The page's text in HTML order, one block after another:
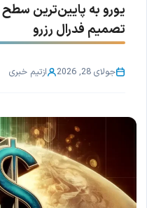
یورو به پایین‌ترین سطح
تصمیم فدرال رزرو
جولای 28, 2026 ازتیم خبری